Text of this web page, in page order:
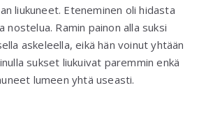
liukuneet. Eteneminen oli hidasta
nostelua. Ramin painon alla suksi
askeleella, eikä hän voinut yhtään
sukset liukuivat paremmin enkä
lumeen yhtä useasti.